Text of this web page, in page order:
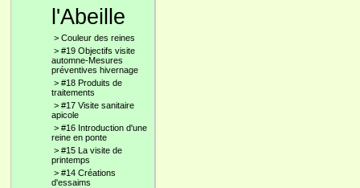
l'Abeille
> Couleur des reines
> #19 Objectifs visite
automne-Mesures
préventives hivernage
> #18 Produits de
traitements
> #17 Visite sanitaire
apicole
> #16 Introduction d'une
reine en ponte
> #15 La visite de
printemps
> #14 Créations
d'essaims